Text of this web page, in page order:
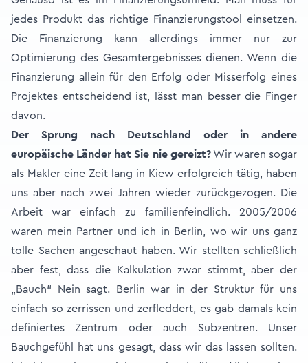
jedes Produkt das richtige Finanzierungstool einsetzen.
Die Finanzierung kann allerdings immer nur zur
Optimierung des Gesamtergebnisses dienen. Wenn die
Finanzierung allein für den Erfolg oder Misserfolg eines
Projektes entscheidend ist, lässt man besser die Finger
davon.
Der Sprung nach Deutschland oder in andere
europäische Länder hat Sie nie gereizt?Wir waren sogar
als Makler eine Zeit lang in Kiew erfolgreich tätig, haben
uns aber nach zwei Jahren wieder zurückgezogen. Die
Arbeit war einfach zu familienfeindlich. 2005/2006
waren mein Partner und ich in Berlin, wo wir uns ganz
tolle Sachen angeschaut haben. Wir stellten schließlich
aber fest, dass die Kalkulation zwar stimmt, aber der
„Bauch“ Nein sagt. Berlin war in der Struktur für uns
einfach so zerrissen und zerfleddert, es gab damals kein
definiertes Zentrum oder auch Subzentren. Unser
Bauchgefühl hat uns gesagt, dass wir das lassen sollten.